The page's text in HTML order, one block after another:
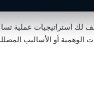
لك استراتيجيات عملية
الوهمية أو الأساليب